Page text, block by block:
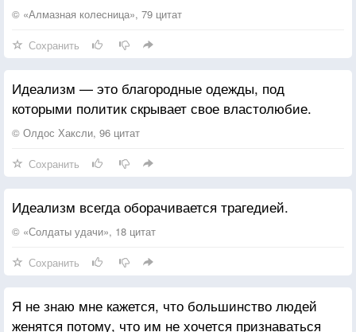
© «Алмазная колесница», 79 цитат
Сохранить
Идеализм — это благородные одежды, под
которыми политик скрывает свое властолюбие.
© Олдос Хаксли, 96 цитат
Сохранить
Идеализм всегда оборачивается трагедией.
© «Солдаты удачи», 18 цитат
Сохранить
Я не знаю мне кажется, что большинство людей
женятся потому, что им не хочется признаваться